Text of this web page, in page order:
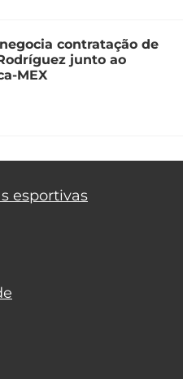
contratação de
junto ao
MEX